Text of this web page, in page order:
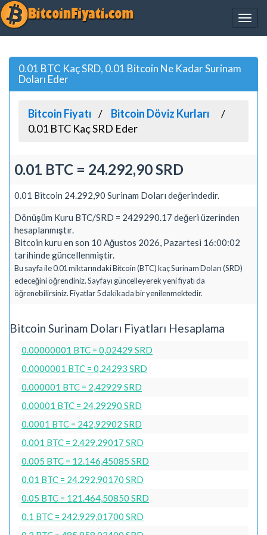
0.01 BTC Kaç SRD, 0.01 Bitcoin Ne Kadar Surinam
Doları Eder
Bitcoin Fiyatı
Bitcoin Döviz Kurları
0.01 BTC Kaç SRD Eder
0.01 BTC = 24.292,90 SRD
0.01 Bitcoin 24.292,90 Surinam Doları değerindedir.
Dönüşüm Kuru BTC/SRD = 2429290.17 değeri üzerinden
hesaplanmıştır.
Bitcoin kuru en son 10 Ağustos 2026, Pazartesi 16:00:02
tarihinde güncellenmiştir.
Bu sayfa ile 0.01 miktarındaki Bitcoin (BTC) kaç Surinam Doları (SRD)
edeceğini öğrendiniz. Sayfayı güncelleyerek yeni fiyatı da
öğrenebilirsiniz. Fiyatlar 5 dakikada bir yenilenmektedir.
Bitcoin Surinam Doları Fiyatları Hesaplama
0.00000001 BTC = 0,02429 SRD
0.0000001 BTC = 0,24293 SRD
0.000001 BTC = 2,42929 SRD
0.00001 BTC = 24,29290 SRD
0.0001 BTC = 242,92902 SRD
0.001 BTC = 2.429,29017 SRD
0.005 BTC = 12.146,45085 SRD
0.01 BTC = 24.292,90170 SRD
0.05 BTC = 121.464,50850 SRD
0.1 BTC = 242.929,01700 SRD